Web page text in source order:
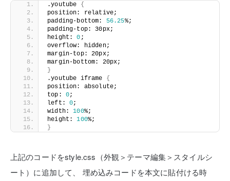
.youtube {
position: relative;
padding-bottom: 56.25%;
padding-top: 30px;
height: 0 ;
overflow: hidden;
margin-top: 20px;
margin-bottom: 20px;
}
.youtube iframe {
position: absolute;
top: 0;
left: 0;
width: 100%;
height: 100%;
}
上記のコードをstyle.css（外観＞テーマ編集＞スタイルシ
ート）に追加して、
埋め込みコードを本文に貼付ける時